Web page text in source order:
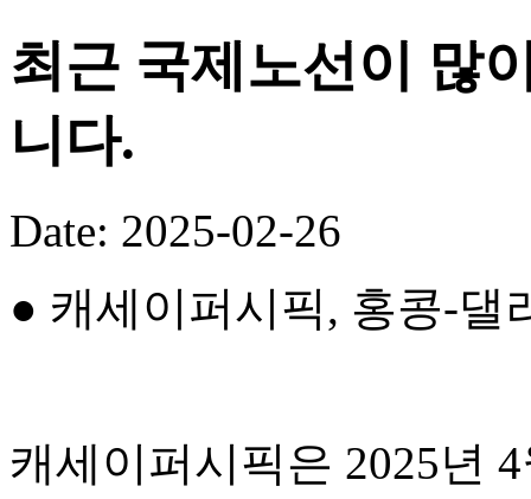
최근 국제노선이 많
니다.
Date: 2025-02-26
● 캐세이퍼시픽, 홍콩-댈
캐세이퍼시픽은 2025년